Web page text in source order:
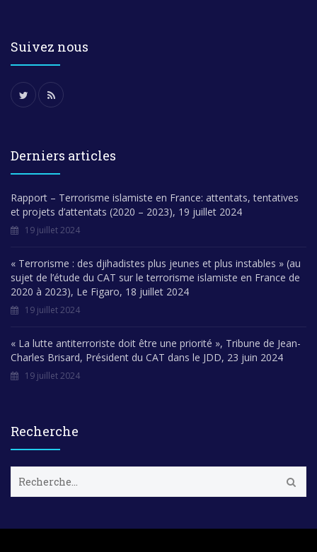
Suivez nous
Derniers articles
Rapport – Terrorisme islamiste en France: attentats, tentatives
et projets d’attentats (2020 – 2023), 19 juillet 2024
19 juillet 2024
« Terrorisme : des djihadistes plus jeunes et plus instables » (au
sujet de l’étude du CAT sur le terrorisme islamiste en France de
2020 à 2023), Le Figaro, 18 juillet 2024
19 juillet 2024
« La lutte antiterroriste doit être une priorité », Tribune de Jean-
Charles Brisard, Président du CAT dans le JDD, 23 juin 2024
19 juillet 2024
Recherche
c
e